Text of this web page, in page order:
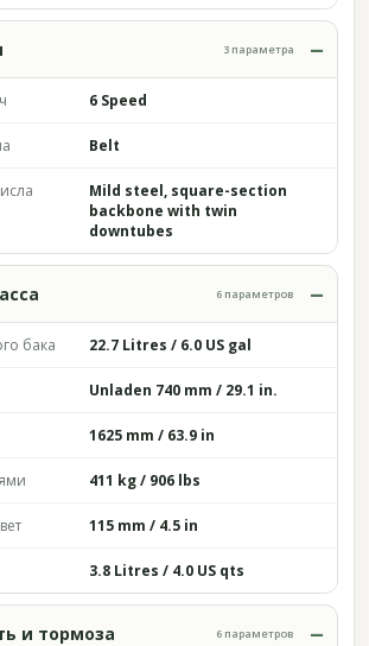
3 параметра
6 Speed
Belt
Mild steel, square-section
backbone with twin
downtubes
6 параметров
бака 22.7 Litres / 6.0 US gal
Unladen 740 mm / 29.1 in.
1625 mm / 63.9 in
411 kg / 906 lbs
115 mm / 4.5 in
3.8 Litres / 4.0 US qts
и тормоза 6 параметров